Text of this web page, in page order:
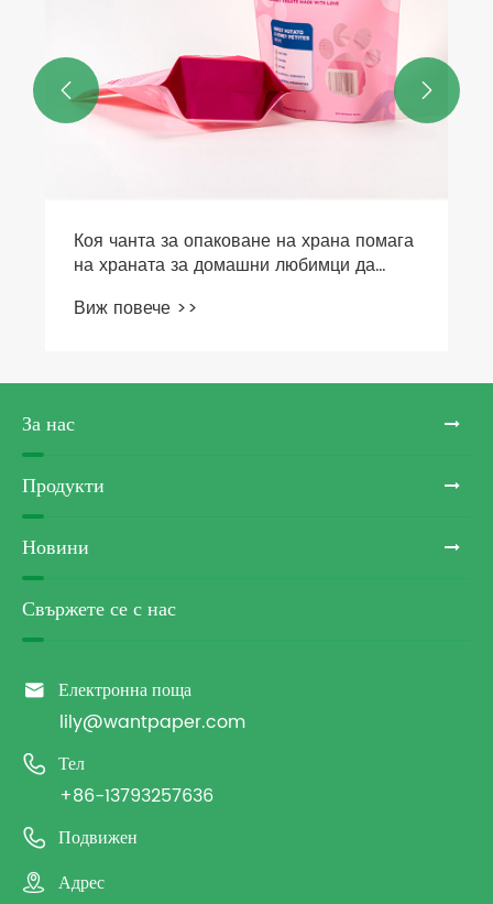
Коя чанта за опаковане на храна помага
на храната за домашни любимци да
Виж повече >>
 
За нас
Продукти
Новини
Свържете се с нас
 Електронна поща
lily@wantpaper.com
 Тел
+86-13793257636
 Подвижен
 Адрес